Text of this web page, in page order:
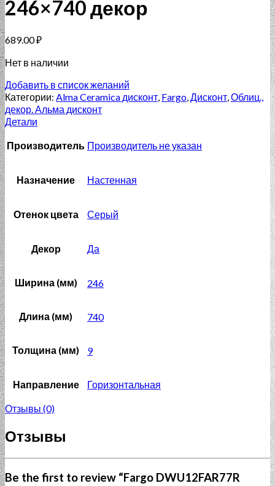
246×740 декор
689.00₽
Нет в наличии
Добавить в список желаний
Категории: Alma Ceramica дисконт, Fargo,Дисконт,Облиц.,
декор. Альма дисконт
Детали
Производитель Производитель не указан
Назначение Настенная
Отенок цвета Серый
Декор Да
Ширина (мм) 246
Длина (мм) 740
Толщина (мм) 9
Направление Горизонтальная
Отзывы (0)
Отзывы
Be the first to review “Fargo DWU12FAR77R